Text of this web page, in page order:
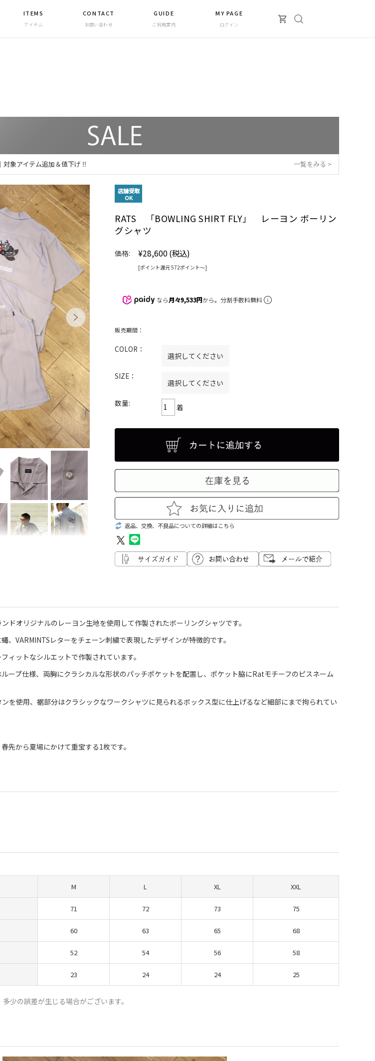
ITEMS
アイテム
CONTACT
お問い合わせ
GUIDE
ご利用案内
MY PAGE
ログイン
対象アイテム追加＆値下げ ‼ 一覧をみる >
店舗受取
OK
RATS 「BOWLING SHIRT FLY」 レーヨン ボーリン
グシャツ
価格: ¥28,600 (税込)
[ポイント還元 572ポイント〜]
なら月々9,533円から。分割手数料無料
販売期間：
COLOR：
SIZE：
数量: 着
返品、交換、不良品についての詳細はこちら
ドオリジナルのレーヨン生地を使用して作製されたボーリングシャツです。
、VARMINTSレターをチェーン刺繍で表現したデザインが特徴的です。
ィットなシルエットで作製されています。
ープ仕様、両胸にクラシカルな形状のパッチポケットを配置し、ポケット脇にRatモチーフのピスネーム
を使用、裾部分はクラシックなワークシャツに見られるボックス型に仕上げるなど細部にまで拘られてい
先から夏場にかけて重宝する1枚です。
M L XL XXL
71 72 73 75
60 63 65 68
52 54 56 58
23 24 24 25
少の誤差が生じる場合がございます。